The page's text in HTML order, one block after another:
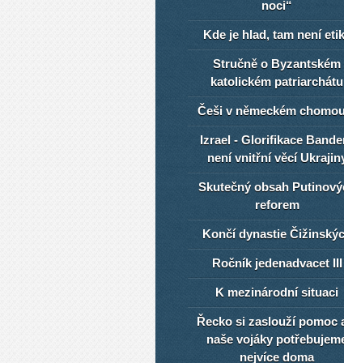
noci“
Kde je hlad, tam není
Stručně o Byzantském
katolickém patriarchátu
Češi v německém
Izrael - Glorifikace
není vnitřní věcí
Skutečný obsah
reforem
Končí dynastie
Ročník jedenadvacet III
K mezinárodní situaci
Řecko si zaslouží pomoc
naše vojáky
nejvíce doma